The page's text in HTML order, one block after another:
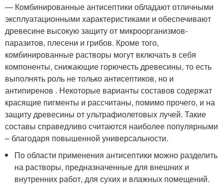
— Комбинированные антисептики обладают отличными
эксплуатационными характеристиками и обеспечивают
древесине высокую защиту от микроорганизмов-
паразитов, плесени и грибов. Кроме того,
комбинированные растворы могут включать в себя
компоненты, снижающие горючесть древесины, то есть
выполнять роль не только антисептиков, но и
антипиренов . Некоторые варианты составов содержат
красящие пигменты и рассчитаны, помимо прочего, и на
защиту древесины от ультрафиолетовых лучей. Такие
составы справедливо считаются наиболее популярными
– благодаря повышенной универсальности.
По области применения антисептики можно разделить
на растворы, предназначенные для внешних и
внутренних работ, для сухих и влажных помещений.